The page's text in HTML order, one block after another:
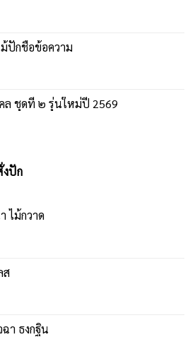
ปักชื่อข้อความ
ล ชุดที่ ๒ รุ่นใหม่ปี 2569
ปัก
ไม้กวาด
ส
ฉา ธงกฐิน